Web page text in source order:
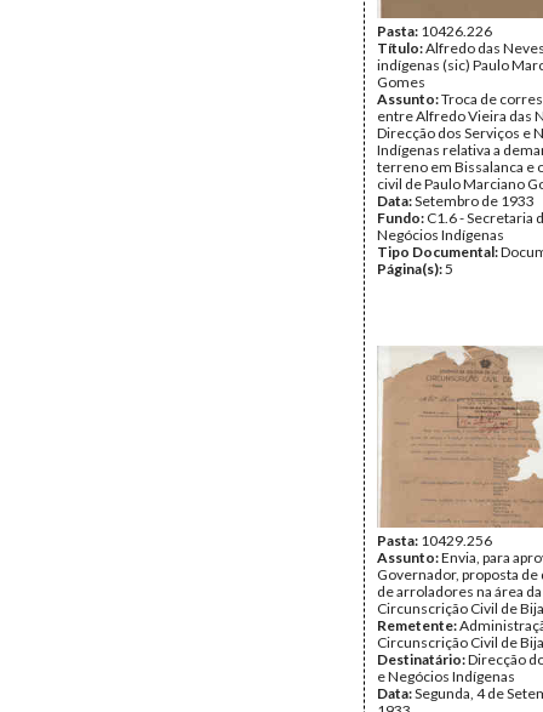
Pasta: 10426.226
Título:Alfredo das
indígenas (sic) Paulo
Gomes
Assunto:Troca de
entre Alfredo Vieira das
Direcção dos Serviços e
Indígenas relativa a
terreno em Bissalanca e
civil de Paulo Marciano
Data:Setembro de 1933
Fundo: C1.6 - Secretaria
Negócios Indígenas
Tipo Documental:
Página(s):5
Pasta: 10429.256
Assunto:Envia, para
Governador, proposta
de arroladores na área da
Circunscrição Civil de
Remetente:
Circunscrição Civil de
Destinatário:Direcção
e Negócios Indígenas
Data:Segunda, 4 de